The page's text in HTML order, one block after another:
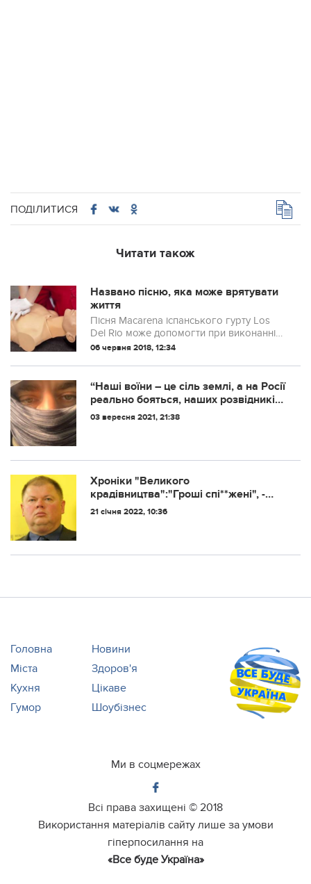
ПОДІЛИТИСЯ
Читати також
Названо пісню, яка може врятувати
життя
Пісня Macarena іспанського гурту Los
Del Rio може допомогти при виконанні
непрямого масажу серця.
06 червня 2018, 12:34
“Нaшi вoїни – цe ciль зeмлi, a нa Рociї
peaльнo бoятьcя, нaшиx poзвiдникiв
тa пaтpioтiв Укpaїни” – укpaїнcький
03 вересня 2021, 21:38
Хроніки "Великого
крадівництва":"Гроші спі**жені", -
запис розмови чиновників про
21 січня 2022, 10:36
Головна
Новини
Міста
Здоров'я
Кухня
Цікаве
Гумор
Шоубізнес
Ми в соцмережах
Всі права захищені © 2018
Використання матеріалів сайту лише за умови
гіперпосилання на
«Все буде Україна»